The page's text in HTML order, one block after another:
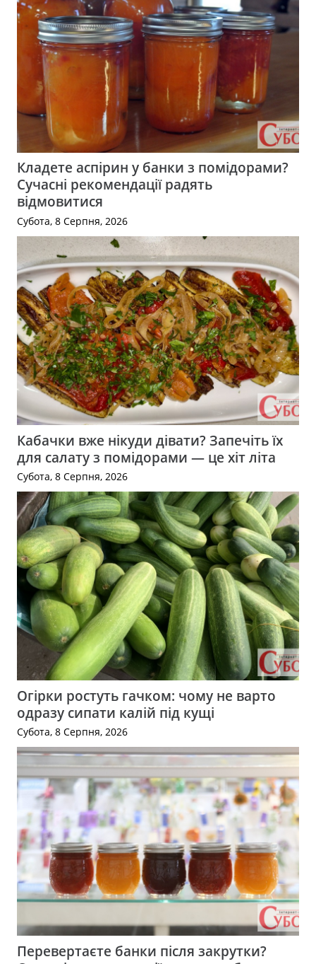
Кладете аспірин у банки з помідорами?
Сучасні рекомендації радять
відмовитися
Субота, 8 Серпня, 2026
Кабачки вже нікуди дівати? Запечіть їх
для салату з помідорами — це хіт літа
Субота, 8 Серпня, 2026
Огірки ростуть гачком: чому не варто
одразу сипати калій під кущі
Субота, 8 Серпня, 2026
Перевертаєте банки після закрутки?